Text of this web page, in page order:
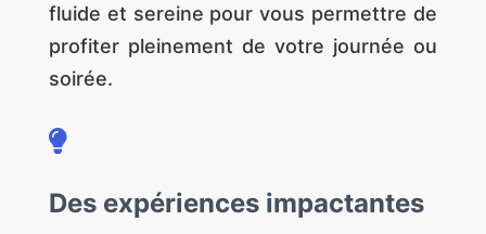
fluide et sereine pour vous permettre de
profiter pleinement de votre journée ou
soirée.

Des expériences impactantes